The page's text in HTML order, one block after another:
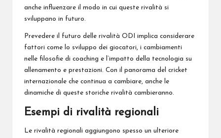
anche influenzare il modo in cui queste rivalità si
sviluppano in futuro.
Prevedere il futuro delle rivalità ODI implica considerare
fattori come lo sviluppo dei giocatori, i cambiamenti
nelle filosofie di coaching e l’impatto della tecnologia su
allenamento e prestazioni. Con il panorama del cricket
internazionale che continua a cambiare, anche le
dinamiche di queste storiche rivalità cambieranno.
Esempi di rivalità regionali
Le rivalità regionali aggiungono spesso un ulteriore